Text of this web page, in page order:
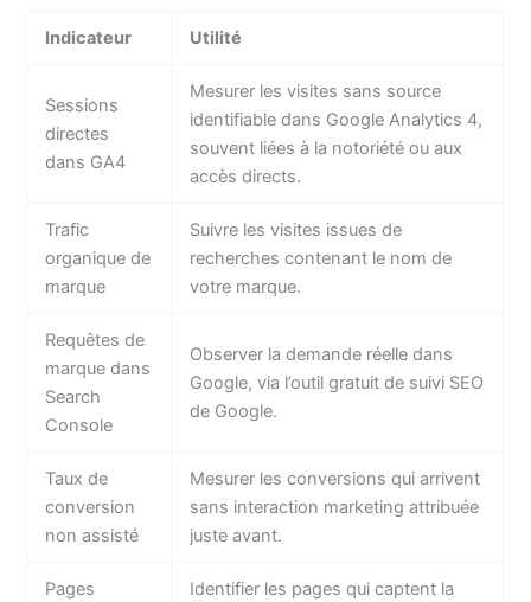
Indicateur Utilité
Sessions
directes
dans GA4
Mesurer les visites sans source
identifiable dans Google Analytics 4,
souvent liées à la notoriété ou aux
accès directs.
Trafic
organique de
marque
Suivre les visites issues de
recherches contenant le nom de
votre marque.
Requêtes de
marque dans
Search
Console
Observer la demande réelle dans
Google, via l’outil gratuit de suivi SEO
de Google.
Taux de
conversion
non assisté
Mesurer les conversions qui arrivent
sans interaction marketing attribuée
juste avant.
Pages
Identifier les pages qui captent la